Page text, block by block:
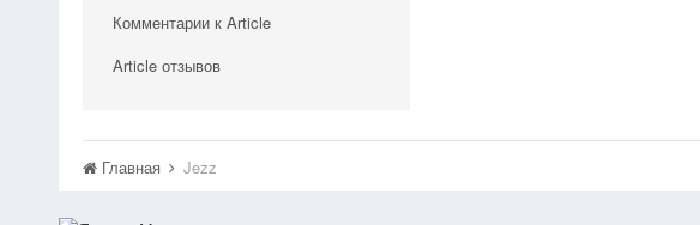
Комментарии к Article
Article отзывов
Главная Jezz